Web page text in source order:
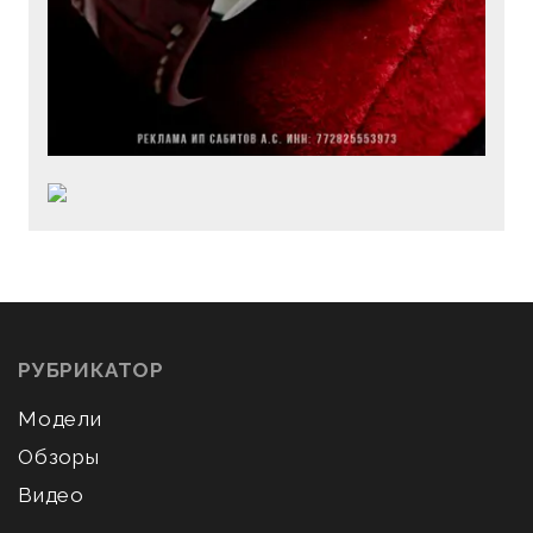
РУБРИКАТОР
Модели
Обзоры
Видео